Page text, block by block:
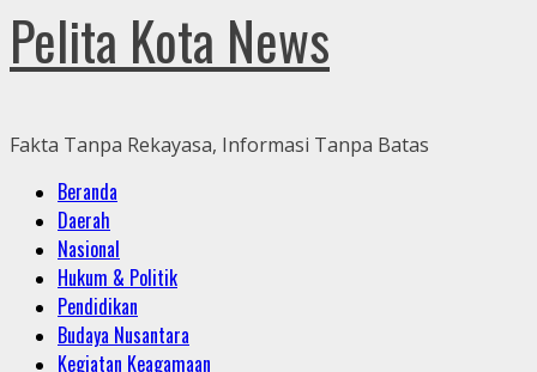
Pelita Kota News
Fakta Tanpa Rekayasa, Informasi Tanpa Batas
Primary
Menu
Beranda
Daerah
Nasional
Hukum & Politik
Pendidikan
Budaya Nusantara
Kegiatan Keagamaan